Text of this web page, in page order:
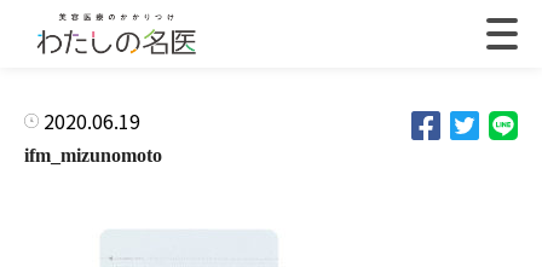
2020.06.19
ifm_mizunomoto